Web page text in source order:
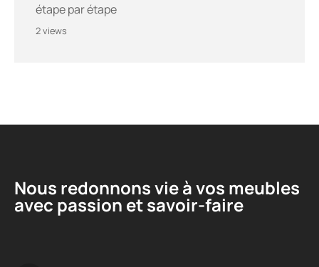
étape par étape
2 views
Nous redonnons vie à vos meubles
avec passion et savoir-faire